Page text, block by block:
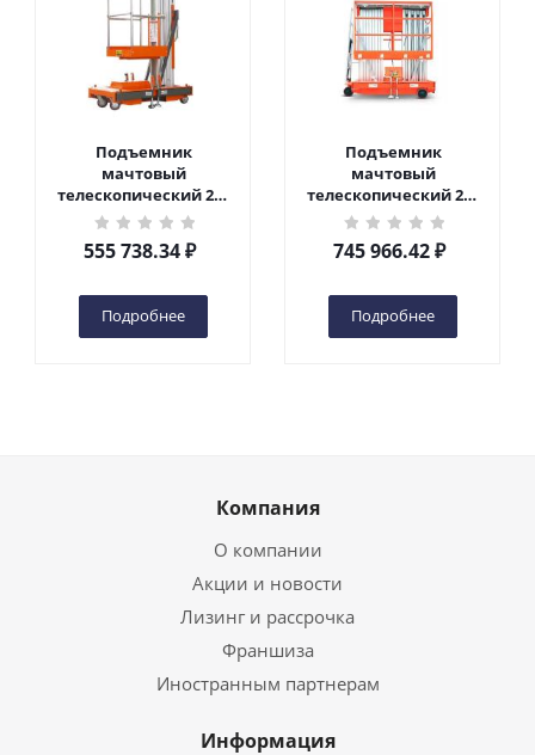
Подъемник
мачтовый
телескопический 200
кг 6 м TOR GTWY6-200S
DC 2-мачтовый
(автономный) (G) в
555 738.34₽
Подробнее
Подъемник
мачтовый
телескопический 200
кг 10 м TOR GTWY10-
200S DC 2-мачтовый
(автономный) (N) в
745 966.42₽
Подробнее
Компания
О компании
Акции и новости
Лизинг и рассрочка
Франшиза
Иностранным партнерам
Информация